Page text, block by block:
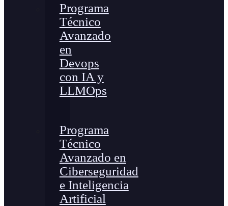
Programa
Técnico
Avanzado
en
Devops
con IA y
LLMOps
Programa
Técnico
Avanzado en
Ciberseguridad
e Inteligencia
Artificial